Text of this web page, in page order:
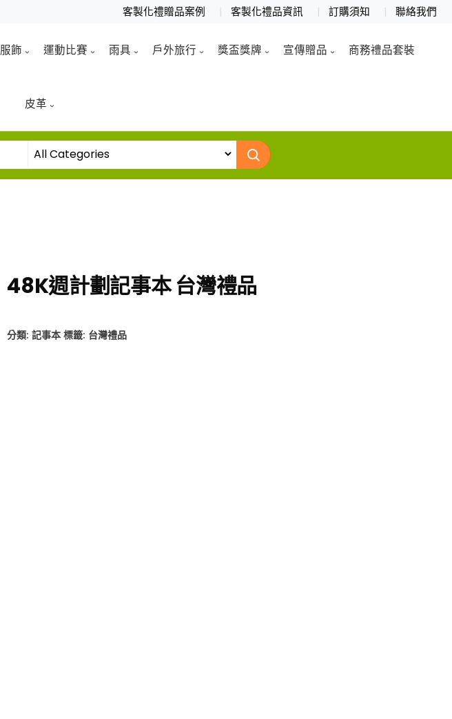
客製化禮贈品案例 客製化禮品資訊 訂購須知 聯絡我們
服飾 運動比賽 雨具 戶外旅行 獎盃獎牌 宣傳贈品 商務禮品套裝
皮革
48K週計劃記事本 台灣禮品
分類:記事本 標籤: 台灣禮品